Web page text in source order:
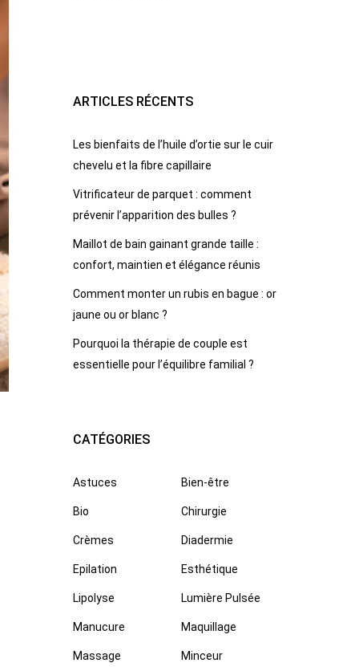
ARTICLES RÉCENTS
Les bienfaits de l’huile d’ortie sur le cuir
chevelu et la fibre capillaire
Vitrificateur de parquet : comment
prévenir l’apparition des bulles ?
Maillot de bain gainant grande taille :
confort, maintien et élégance réunis
Comment monter un rubis en bague : or
jaune ou or blanc ?
Pourquoi la thérapie de couple est
essentielle pour l’équilibre familial ?
CATÉGORIES
Astuces Bien-être
Bio Chirurgie
Crèmes Diadermie
Epilation Esthétique
Lipolyse Lumière Pulsée
Manucure Maquillage
Massage Minceur